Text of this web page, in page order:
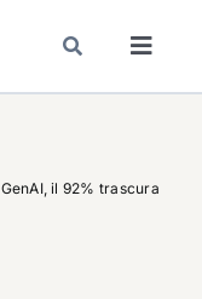
il 92% trascura